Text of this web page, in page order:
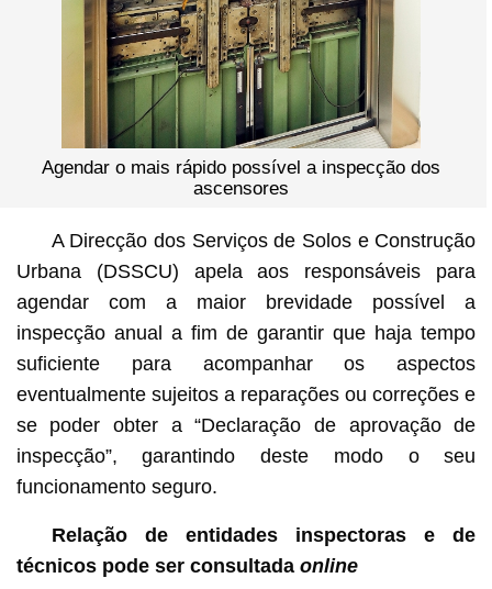
Agendar o mais rápido possível a inspecção dos
ascensores
A Direcção dos Serviços de Solos e Construção
Urbana (DSSCU) apela aos responsáveis para
agendar com a maior brevidade possível a
inspecção anual a fim de garantir que haja tempo
suficiente para acompanhar os aspectos
eventualmente sujeitos a reparações ou correções e
se poder obter a “Declaração de aprovação de
inspecção”, garantindo deste modo o seu
funcionamento seguro.
Relação de entidades inspectoras e de
técnicos pode ser consultada online